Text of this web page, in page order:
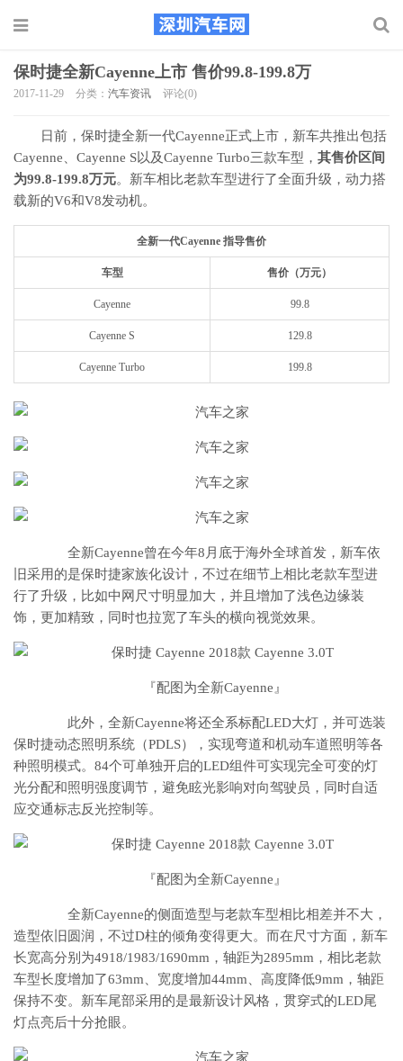
保时捷全新Cayenne上市 售价99.8-199.8万
2017-11-29 分类： 汽车资讯 评论(0)
日前，保时捷全新一代Cayenne正式上市，新车共推出包括
Cayenne、Cayenne S以及Cayenne Turbo三款车型， 其售价区间
为99.8-199.8万元。新车相比老款车型进行了全面升级，动力搭
载新的V6和V8发动机。
全新一代Cayenne 指导售价
车型 售价（万元）
Cayenne 99.8
Cayenne S 129.8
Cayenne Turbo 199.8
全新Cayenne曾在今年8月底于海外全球首发，新车依
旧采用的是保时捷家族化设计，不过在细节上相比老款车型进
行了升级，比如中网尺寸明显加大，并且增加了浅色边缘装
饰，更加精致，同时也拉宽了车头的横向视觉效果。
『配图为全新Cayenne』
此外，全新Cayenne将还全系标配LED大灯，并可选装
保时捷动态照明系统（PDLS），实现弯道和机动车道照明等各
种照明模式。84个可单独开启的LED组件可实现完全可变的灯
光分配和照明强度调节，避免眩光影响对向驾驶员，同时自适
应交通标志反光控制等。
『配图为全新Cayenne』
全新Cayenne的侧面造型与老款车型相比相差并不大，
造型依旧圆润，不过D柱的倾角变得更大。而在尺寸方面，新车
长宽高分别为4918/1983/1690mm，轴距为2895mm，相比老款
车型长度增加了63mm、宽度增加44mm、高度降低9mm，轴距
保持不变。新车尾部采用的是最新设计风格，贯穿式的LED尾
灯点亮后十分抢眼。